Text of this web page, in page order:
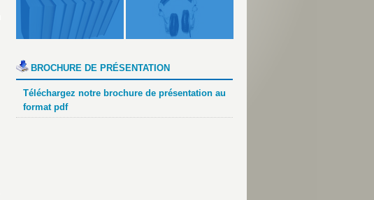
BROCHURE DE PRÉSENTATION
Téléchargez notre brochure de présentation au
format pdf